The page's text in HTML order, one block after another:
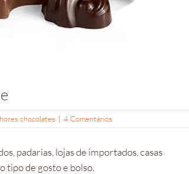
chocolates | 4 Comentários
padarias, lojas de importados, casas
tipo de gosto e bolso.